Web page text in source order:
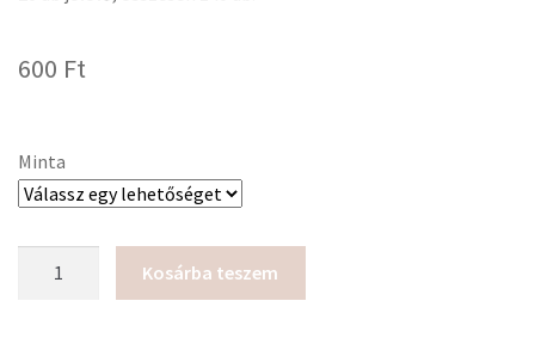
600 Ft
Minta
Kosárba teszem